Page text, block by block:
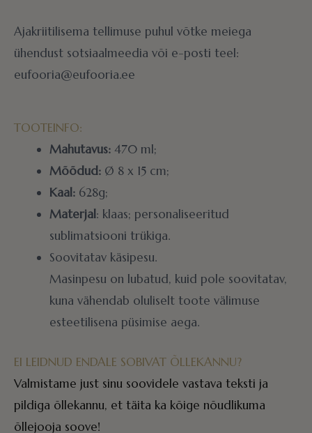
Ajakriitilisema tellimuse puhul võtke meiega
ühendust sotsiaalmeedia või e-posti teel:
eufooria@eufooria.ee
TOOTEINFO:
Mahutavus: 470 ml;
Mõõdud: Ø 8 x 15 cm;
Kaal: 628g;
Materjal : klaas; personaliseeritud
sublimatsiooni trükiga.
Soovitatav käsipesu.
Masinpesu on lubatud, kuid pole soovitatav,
kuna vähendab oluliselt toote välimuse
esteetilisena püsimise aega.
EI LEIDNUD ENDALE SOBIVAT ÕLLEKANNU?
Valmistame just sinu soovidele vastava teksti ja
pildiga õllekannu, et täita ka kõige nõudlikuma
õllejooja soove!